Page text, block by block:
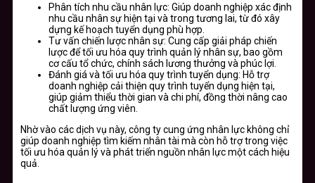
Phân tích nhu cầu nhân lực: Giúp doanh nghiệp xác định
nhu cầu nhân sự hiện tại và trong tương lai, từ đó xây
dựng kế hoạch tuyển dụng phù hợp.
Tư vấn chiến lược nhân sự: Cung cấp giải pháp chiến
lược để tối ưu hóa quy trình quản lý nhân sự, bao gồm
cơ cấu tổ chức, chính sách lương thưởng và phúc lợi.
Đánh giá và tối ưu hóa quy trình tuyển dụng: Hỗ trợ
doanh nghiệp cải thiện quy trình tuyển dụng hiện tại,
giúp giảm thiểu thời gian và chi phí, đồng thời nâng cao
chất lượng ứng viên.
Nhờ vào các dịch vụ này, công ty cung ứng nhân lực không chỉ
giúp doanh nghiệp tìm kiếm nhân tài mà còn hỗ trợ trong việc
tối ưu hóa quản lý và phát triển nguồn nhân lực một cách hiệu
quả.